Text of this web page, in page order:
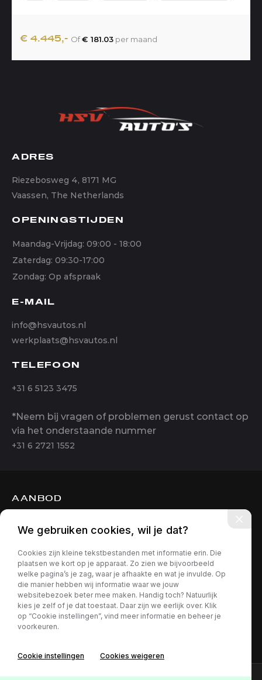
€ 4.445,- Of€ 181.03 per maand
ADRES
Riezebosweg 4, 8171 MG
Vaassen, The Netherlands
OPENINGSTIJDEN
Maandag-Vrijdag: 09:00 - 18:00
Zaterdag: 09:30-17:00
Zondag: Op afspraak
E-MAIL
info@hsvautos.nl
werkplaats@hsvautos.nl
TELEFOON
+31 6 5123 3475
*Neem bij vragen of problemen gerust contact op
via het onderstaande nummer
+31 6 2721 1552
AANBOD
OVER ONS
CONTACT
We gebruiken cookies, wil je dat?
Cookies zijn kleine tekstbestanden met informatie erin. Die
plaatsen we kort op je apparaat. Zo zien we bijvoorbeeld
welke pagina’s je zag, waar je afhaakte en wat je invulde. Op
die manier hebben wij informatie waar we jouw
websitebezoek beter mee maken. Handig toch? Natuurlijk
kies je zelf of je dat toestaat. Daar zijn we eerlijk over. Klik
op “Cookie instellingen”, vind meer informatie en beheer je
voorkeuren.
Cookie instellingen Cookies weigeren